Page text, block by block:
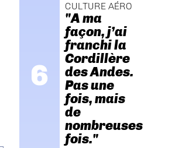
CULTURE AÉRO
"A ma
façon, j’ai
franchi la
Cordillère
des Andes.
Pas une
fois, mais
de
nombreuses
fois."